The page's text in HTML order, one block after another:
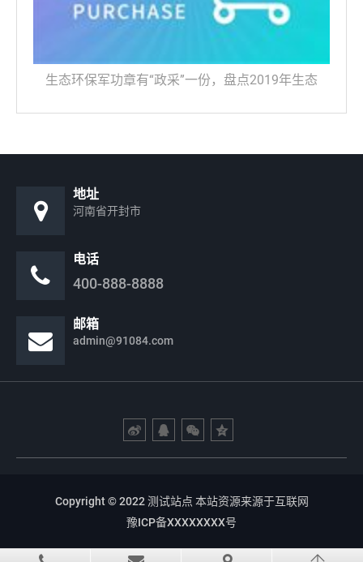
生态环保军功章有“政采”一份，盘点2019年生态
地址
河南省开封市
电话
400-888-8888
邮箱
admin@91084.com
Copyright © 2022 测试站点 本站资源来源于互联网
豫ICP备XXXXXXXX号